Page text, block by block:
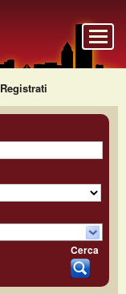
Registrati
Cerca